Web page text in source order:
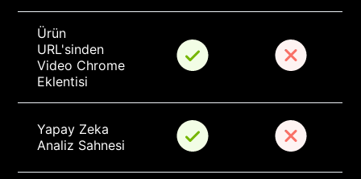
Ürün
URL'sinden
Video Chrome
Eklentisi
Yapay Zeka
Analiz Sahnesi